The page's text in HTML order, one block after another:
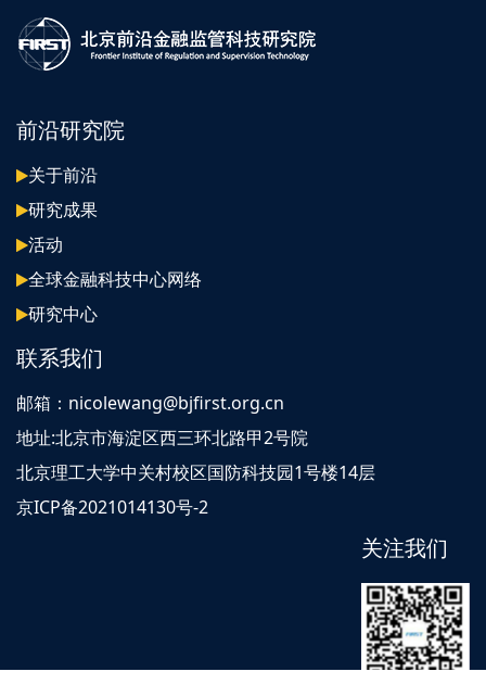
前沿研究院
关于前沿
研究成果
活动
全球金融科技中心网络
研究中心
联系我们
邮箱：nicolewang@bjfirst.org.cn
地址:北京市海淀区西三环北路甲2号院
北京理工大学中关村校区国防科技园1号楼14层
京ICP备2021014130号-2
关注我们